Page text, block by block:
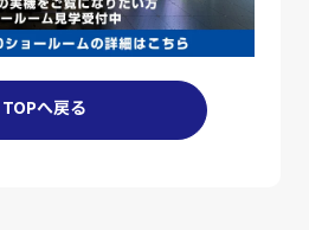
TOPへ戻る